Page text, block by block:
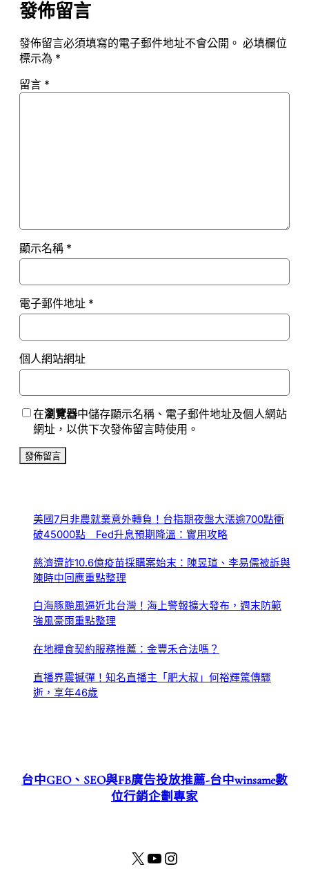
發佈留言
發佈留言必須填寫的電子郵件地址不會公開。 必填欄位
標示為 *
留言 *
顯示名稱 *
電子郵件地址 *
個人網站網址
在瀏覽器中儲存顯示名稱、電子郵件地址及個人網站
網址，以供下次發佈留言時使用。
美國7月非農就業意外轉負！台指期夜盤大漲逾700點衝
破45000點 Fed升息預期降溫：實用攻略
慈濟遭詐10.6億疫苗採購案始末：陳昱瑄、李易儒被訴與
陳時中回應重點整理
白海豚颱風逼近北台灣！海上警報擴大發布，週末防範
強風豪雨重點整理
在地糧食契約服務推薦：金豐禾合法嗎？
直播界震撼彈！知名直播主「肥大叔」何裕輝驚傳驟
逝，享年46歲
台中GEO、SEO與FB廣告投放推薦-台中winsame數
位行銷企劃專家
X YouTube Instagram